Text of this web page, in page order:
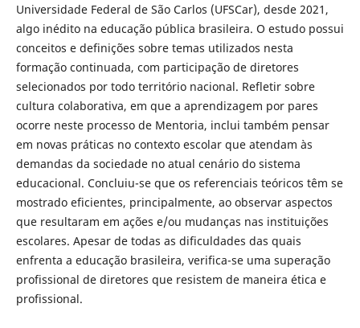
Universidade Federal de São Carlos (UFSCar), desde 2021,
algo inédito na educação pública brasileira. O estudo possui
conceitos e definições sobre temas utilizados nesta
formação continuada, com participação de diretores
selecionados por todo território nacional. Refletir sobre
cultura colaborativa, em que a aprendizagem por pares
ocorre neste processo de Mentoria, inclui também pensar
em novas práticas no contexto escolar que atendam às
demandas da sociedade no atual cenário do sistema
educacional. Concluiu-se que os referenciais teóricos têm se
mostrado eficientes, principalmente, ao observar aspectos
que resultaram em ações e/ou mudanças nas instituições
escolares. Apesar de todas as dificuldades das quais
enfrenta a educação brasileira, verifica-se uma superação
profissional de diretores que resistem de maneira ética e
profissional.